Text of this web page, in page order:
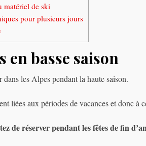
matériel de ski
pour plusieurs jours
en basse saison
les Alpes pendant la haute saison.
liées aux périodes de vacances et donc à
de réserver pendant les fêtes de fin